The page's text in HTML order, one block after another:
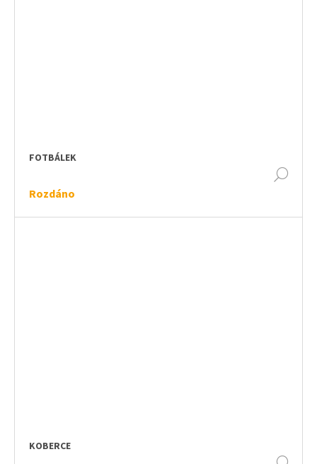
FOTBÁLEK
Rozdáno
KOBERCE